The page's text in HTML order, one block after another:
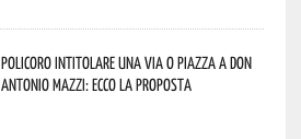
Policoro intitolare una via o piazza a don
Antonio Mazzi: ecco la proposta